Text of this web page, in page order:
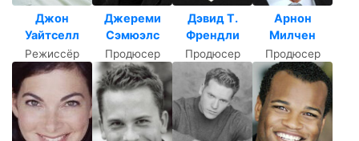
Джон
Уайтселл
Режиссёр
Джереми
Сэмюэлс
Продюсер
Дэвид Т.
Френдли
Продюсер
Арнон
Милчен
Продюсер